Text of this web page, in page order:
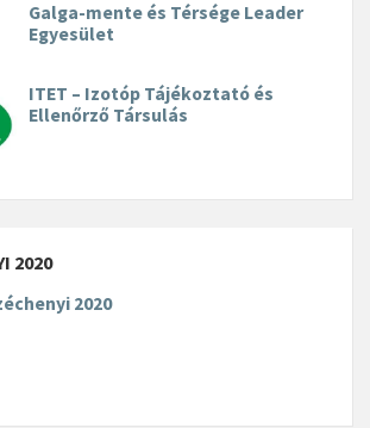
Galga-mente és Térsége Leader
Egyesület
ITET – Izotóp Tájékoztató és
Ellenőrző Társulás
2020
2020